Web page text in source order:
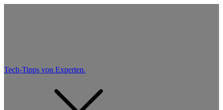
Tech-Tipps von Experten.